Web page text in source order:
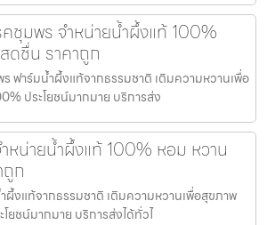
ชุมพร จำหน่ายน้ำผึ้งแท้ 100%
ดชื่น ราคาถูก
ฟาร์มน้ำผึ้งแท้จากธรรมชาติ เติมความหวานเพื่อ
ประโยชน์มากมาย บริการส่ง
หน่ายน้ำผึ้งแท้ 100% หอม หวาน
ก
ผึ้งแท้จากธรรมชาติ เติมความหวานเพื่อสุขภาพ
ยชน์มากมาย บริการส่งได้ทั่วไ